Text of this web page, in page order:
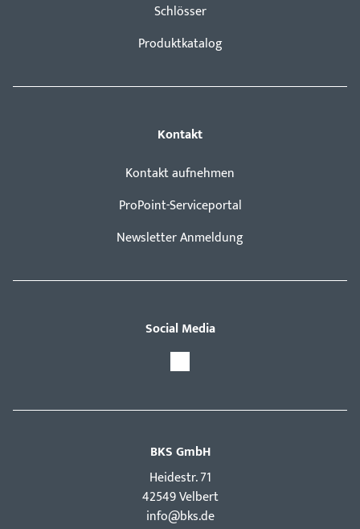
Schlösser
Produktkatalog
Kontakt
Kontakt aufnehmen
ProPoint-Serviceportal
Newsletter Anmeldung
Social Media
BKS GmbH
Hei­destr. 71
42549 Velbert
info@bks.de